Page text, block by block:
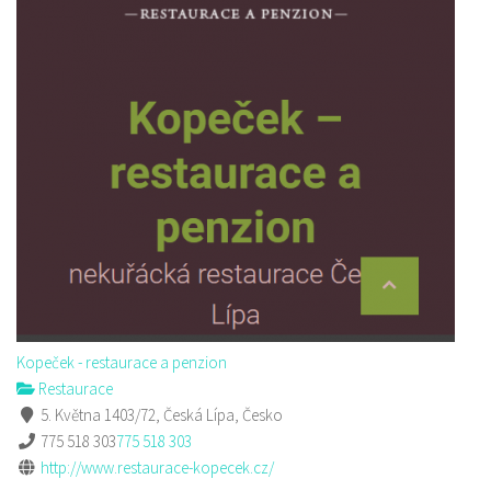
Kopeček - restaurace a penzion
Restaurace
5. Května 1403/72, Česká Lípa, Česko
775 518 303775 518 303
http://www.restaurace-kopecek.cz/